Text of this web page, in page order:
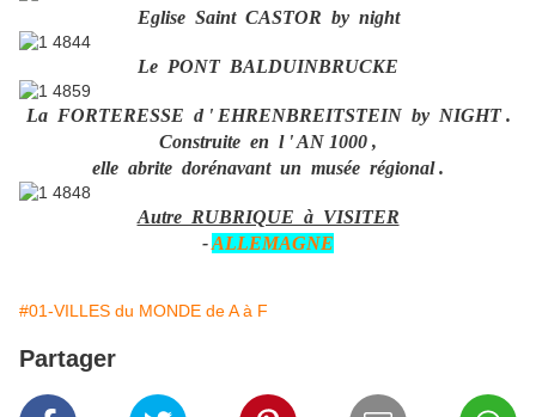
Eglise Saint CASTOR by night
Le PONT BALDUINBRUCKE
La FORTERESSE d ' EHRENBREITSTEIN by NIGHT .
Construite en l ' AN 1000 ,
elle abrite dorénavant un musée régional .
Autre RUBRIQUE à VISITER
-ALLEMAGNE
#01-VILLES du MONDE de A à F
Partager